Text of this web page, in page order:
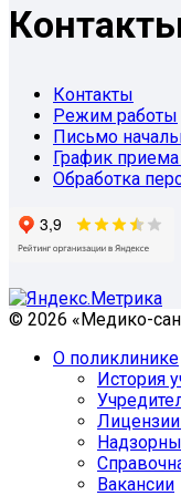
Контакты
Режим работы
Письмо
График
Обработка
© 2026 «Медико-
О поликлинике
История
Вакансии